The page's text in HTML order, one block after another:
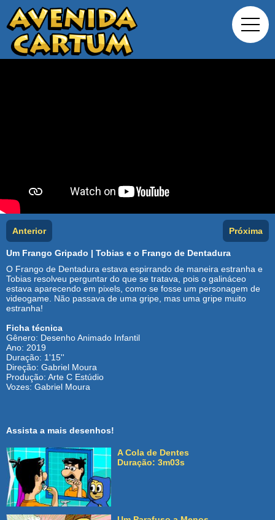
Anterior Próxima
Um Frango Gripado | Tobias e o Frango de Dentadura
O Frango de Dentadura estava espirrando de maneira estranha e
Tobias resolveu perguntar do que se tratava, pois o galináceo
estava aparecendo em pixels, como se fosse um personagem de
videogame. Não passava de uma gripe, mas uma gripe muito
estranha!
Ficha técnica
Gênero: Desenho Animado Infantil
Ano: 2019
Duração: 1'15''
Direção: Gabriel Moura
Produção: Arte C Estúdio
Vozes: Gabriel Moura
Assista a mais desenhos!
A Cola de Dentes
Duração: 3m03s